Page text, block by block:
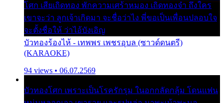
โศก เสียเถิดทอง พักความเศร้าหมอง เถิดทองจ๋า ถึงใคร
เขาจะว่า ลูกเจ้าเกิดมา จะชื่อว่าไง พี่ขอเป็นเพื่อนปลอบใจ
จะตั้งชื่อให้ ว่าไอ้บังเอิญ
บัวทองร้องไห้ - เทพพร เพชรอุบล (ซาวด์ดนตรี)
(KARAOKE)
94 views • 06.07.2569
บัวทองโศก เพราะเป็นโรครักรุม ในอกกลัดกลุ้ม โดนแฟน